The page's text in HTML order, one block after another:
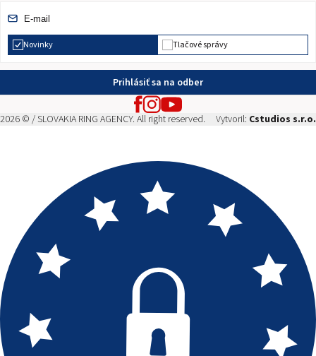
Novinky Tlačové správy
Prihlásiť sa na odber
2026 © / SLOVAKIA RING AGENCY. All right reserved. Vytvoril: Cstudios s.r.o.